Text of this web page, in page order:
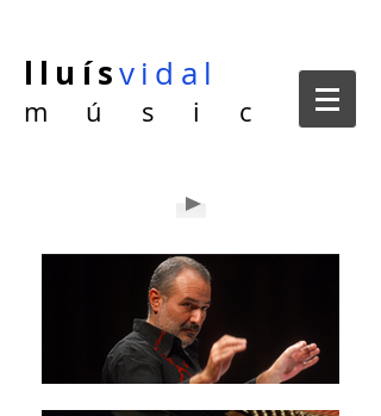
lluísvidal
m ú s i c